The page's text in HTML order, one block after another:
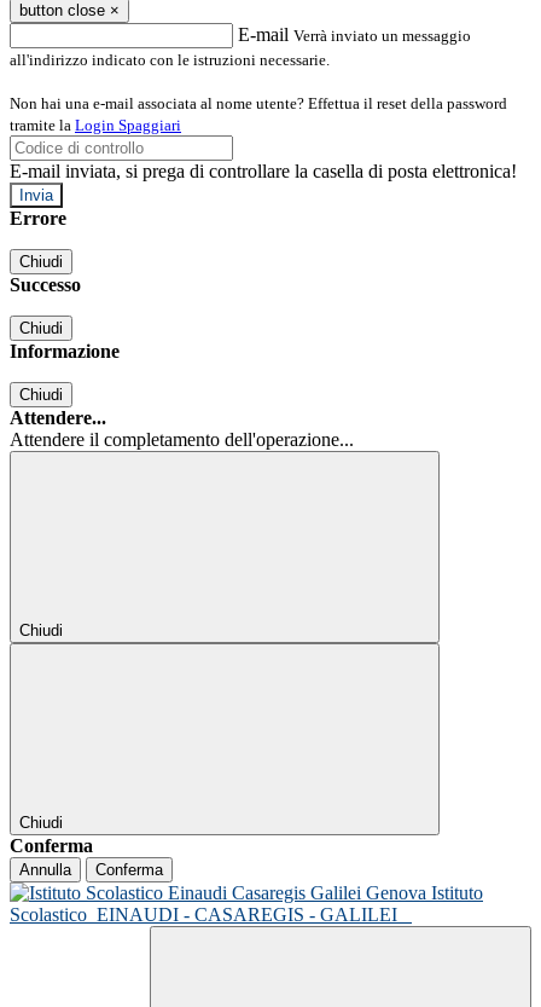
button close ×
E-mail Verrà inviato un messaggio
all'indirizzo indicato con le istruzioni necessarie.
Non hai una e-mail associata al nome utente? Effettua il reset della password
tramite la Login Spaggiari
E-mail inviata, si prega di controllare la casella di posta elettronica!
Errore
Chiudi
Successo
Chiudi
Informazione
Chiudi
Attendere...
Attendere il completamento dell'operazione...
Chiudi
Chiudi
Conferma
Annulla Conferma
Istituto
Scolastico EINAUDI - CASAREGIS - GALILEI